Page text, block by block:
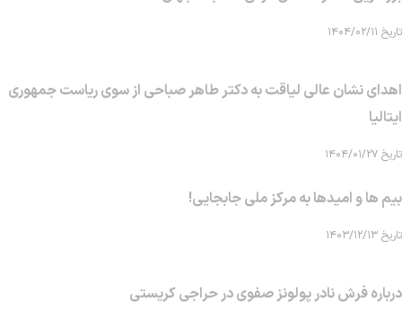
تاریخ ۱۴۰۴/۰۲/۱۱
اهدای نشان عالی لیاقت به دکتر طاهر صباحی از سوی ریاست جمهوری
ایتالیا
تاریخ ۱۴۰۴/۰۱/۲۷
بیم ها و امیدها به مرکز ملی جابجایی!
تاریخ ۱۴۰۳/۱۲/۱۳
درباره فرش نادر پولونز صفوی در حراجی کریستی